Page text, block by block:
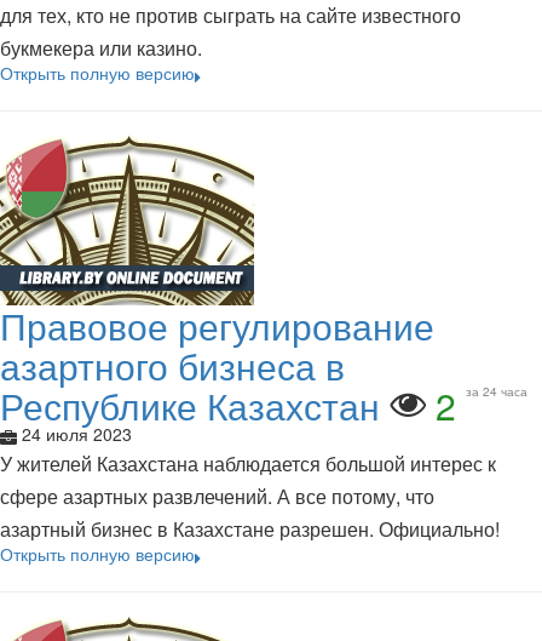
для тех, кто не против сыграть на сайте известного
букмекера или казино.
Открыть полную версию
Правовое регулирование
азартного бизнеса в
Республике Казахстан 2 за 24 часа
24 июля 2023
У жителей Казахстана наблюдается большой интерес к
сфере азартных развлечений. А все потому, что
азартный бизнес в Казахстане разрешен. Официально!
Открыть полную версию